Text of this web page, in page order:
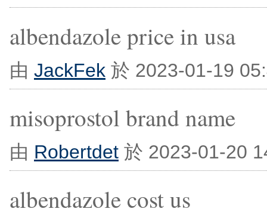
albendazole price in usa
由 JackFek 於 2023-01-19
misoprostol brand name
由 Robertdet 於 2023-01-20
albendazole cost us